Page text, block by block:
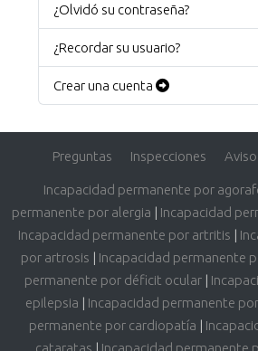
¿Olvidó su contraseña?
¿Recordar su usuario?
Crear una cuenta
Preguntas Inspecciones
Incapacidad permanente por
permanente por alergia | Incapacidad
Incapacidad permanente por artritis |
por artrosis | Incapacidad permanente
permanente por déficit ocular|
epilepsia | Incapacidad permanente
permanente por cardiopatía |
cataratas | Incapacidad permanente